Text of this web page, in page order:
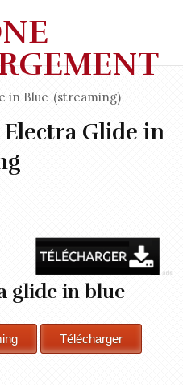
in Blue (streaming)
Glide in
glide in blue